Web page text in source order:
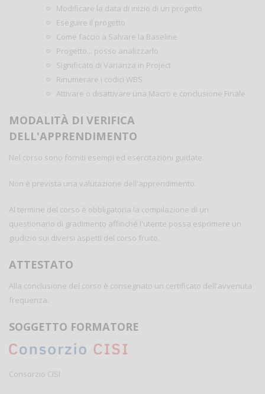
Modificare la data di inizio di un progetto
Eseguire il progetto
Come faccio a Salvare la Baseline
Progetto... posso analizzarlo
Significato di Varianza in Project
Rinumerare i codici WBS
Attivare o disattivare una Macro e conclusione Finale
MODALITÀ DI VERIFICA
DELL'APPRENDIMENTO
Nel corso sono forniti esempi ed esercitazioni guidate.
Non è prevista una valutazione dell'apprendimento.
Al termine del corso è obbligatoria la compilazione di un
questionario di gradimento affinché l'utente possa esprimere un
giudizio sui diversi aspetti del corso fruito.
ATTESTATO
Alla conclusione del corso è consegnato un certificato dell'avvenuta
frequenza.
SOGGETTO FORMATORE
Consorzio CISI